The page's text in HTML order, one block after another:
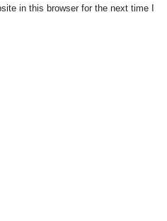
in this browser for the next time I